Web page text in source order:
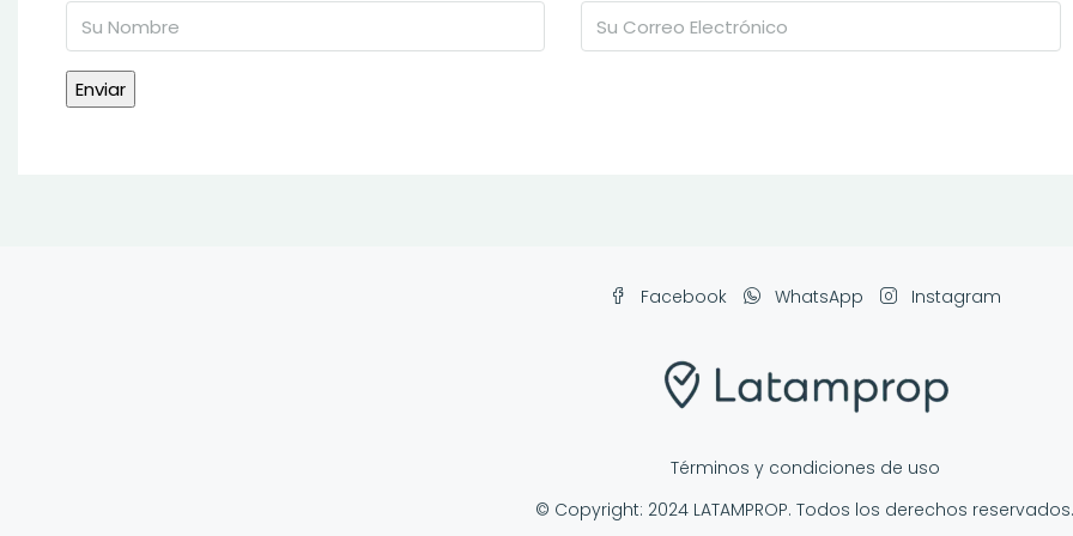
Facebook WhatsApp Instagram
Términos y condiciones de uso
© Copyright: 2024 LATAMPROP. Todos los derechos reservados.